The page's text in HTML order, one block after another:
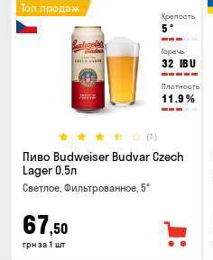
Крепость
5 °
Горечь
32 IBU
Плотность
11.9 %
(1)
Топ продаж
Пиво Budweiser Budvar Czech
Lager 0.5л
Светлое, Фильтрованное, 5°
67,50
грн за 1 шт